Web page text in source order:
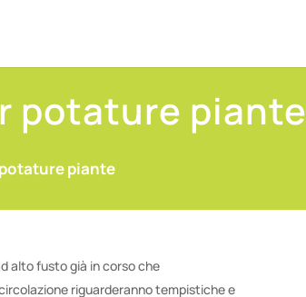
potature piante
piante
alto fusto già in corso che
riguarderanno tempistiche e